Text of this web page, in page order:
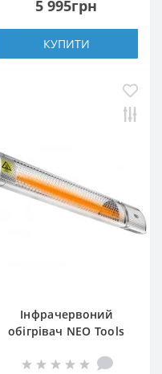
5 995грн
КУПИТИ
Інфрачервоний
обігрівач NEO Tools